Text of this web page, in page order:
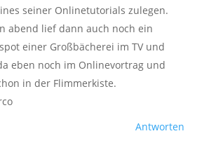
seiner Onlinetutorials zulegen.
abend lief dann auch noch ein
einer Großbächerei im TV und
eben noch im Onlinevortrag und
in der Flimmerkiste.
Antworten